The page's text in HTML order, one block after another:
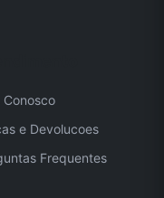
Conosco
e Devolucoes
Frequentes